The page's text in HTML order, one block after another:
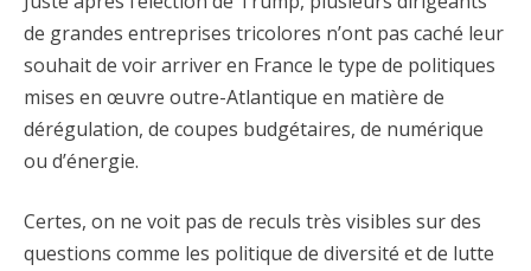
de grandes entreprises tricolores n’ont pas caché leur
souhait de voir arriver en France le type de politiques
mises en œuvre outre-Atlantique en matière de
dérégulation, de coupes budgétaires, de numérique
ou d’énergie.
Certes, on ne voit pas de reculs très visibles sur des
questions comme les politique de diversité et de lutte